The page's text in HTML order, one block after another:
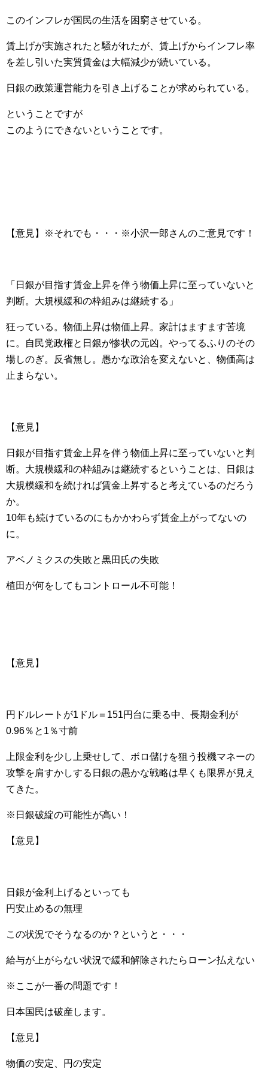
このインフレが国民の生活を困窮させている。
賃上げが実施されたと騒がれたが、賃上げからインフレ率
を差し引いた実質賃金は大幅減少が続いている。
日銀の政策運営能力を引き上げることが求められている。
ということですが
このようにできないということです。
【意見】※それでも・・・※小沢一郎さんのご意見です！
「日銀が目指す賃金上昇を伴う物価上昇に至っていないと
判断。大規模緩和の枠組みは継続する」
狂っている。物価上昇は物価上昇。家計はますます苦境
に。自民党政権と日銀が惨状の元凶。やってるふりのその
場しのぎ。反省無し。愚かな政治を変えないと、物価高は
止まらない。
【意見】
日銀が目指す賃金上昇を伴う物価上昇に至っていないと判
断。大規模緩和の枠組みは継続するということは、日銀は
大規模緩和を続ければ賃金上昇すると考えているのだろう
か。
10年も続けているのにもかかわらず賃金上がってないの
に。
アベノミクスの失敗と黒田氏の失敗
植田が何をしてもコントロール不可能！
【意見】
円ドルレートが1ドル＝151円台に乗る中、長期金利が
0.96％と1％寸前
上限金利を少し上乗せして、ボロ儲けを狙う投機マネーの
攻撃を肩すかしする日銀の愚かな戦略は早くも限界が見え
てきた。
※日銀破綻の可能性が高い！
【意見】
日銀が金利上げるといっても
円安止めるの無理
この状況でそうなるのか？というと・・・
給与が上がらない状況で緩和解除されたらローン払えない
※ここが一番の問題です！
日本国民は破産します。
【意見】
物価の安定、円の安定